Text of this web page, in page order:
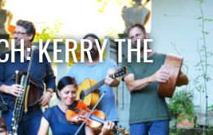
KERRY THE